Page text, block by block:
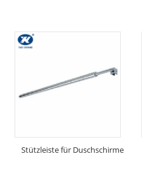
Stützleiste für Duschschirme